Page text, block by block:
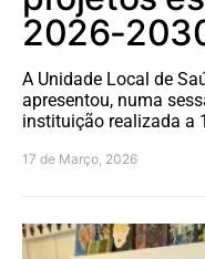
2026-
A Unidade Local de
apresentou, numa
instituição realizada a
17 de Março, 2026